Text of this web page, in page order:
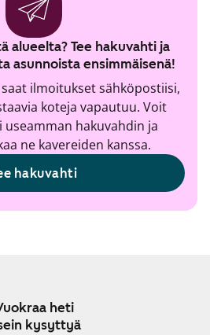
alueelta? Tee hakuvahti ja
asunnoista ensimmäisenä!
ilmoitukset sähköpostiisi,
koteja vapautuu. Voit
hakuvahdin ja
ne kavereiden kanssa.
hakuvahti
heti
kysyttyä